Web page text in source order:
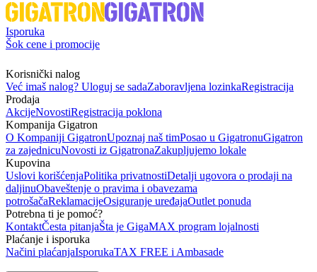
Isporuka
Šok cene i promocije
Korisnički nalog
Već imaš nalog? Uloguj se sadaZaboravljena lozinkaRegistracija
Prodaja
AkcijeNovostiRegistracija poklona
Kompanija Gigatron
O Kompaniji GigatronUpoznaj naš timPosao u GigatronuGigatron
za zajednicuNovosti iz GigatronaZakupljujemo lokale
Kupovina
Uslovi korišćenjaPolitika privatnostiDetalji ugovora o prodaji na
daljinuObaveštenje o pravima i obavezama
potrošačaReklamacijeOsiguranje uređajaOutlet ponuda
Potrebna ti je pomoć?
KontaktČesta pitanjaŠta je GigaMAX program lojalnosti
Plaćanje i isporuka
Načini plaćanjaIsporukaTAX FREE i Ambasade